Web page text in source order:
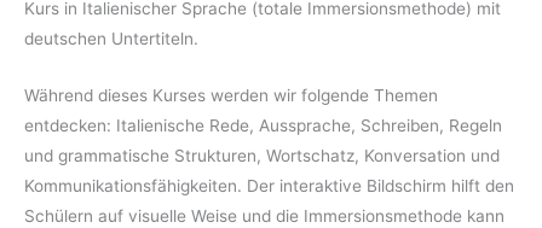
Kurs in Italienischer Sprache (totale Immersionsmethode) mit
deutschen Untertiteln.
Während dieses Kurses werden wir folgende Themen
entdecken: Italienische Rede, Aussprache, Schreiben, Regeln
und grammatische Strukturen, Wortschatz, Konversation und
Kommunikationsfähigkeiten. Der interaktive Bildschirm hilft den
Schülern auf visuelle Weise und die Immersionsmethode kann